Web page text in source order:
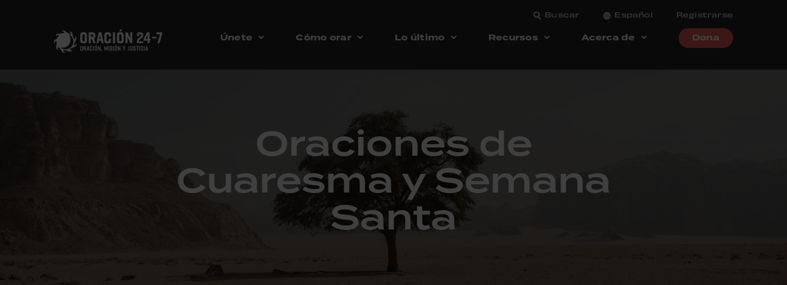
Buscar Español Registrarse
Únete Cómo orar Lo último Recursos Acerca de Dona
Oraciones de
Cuaresma y Semana
Santa